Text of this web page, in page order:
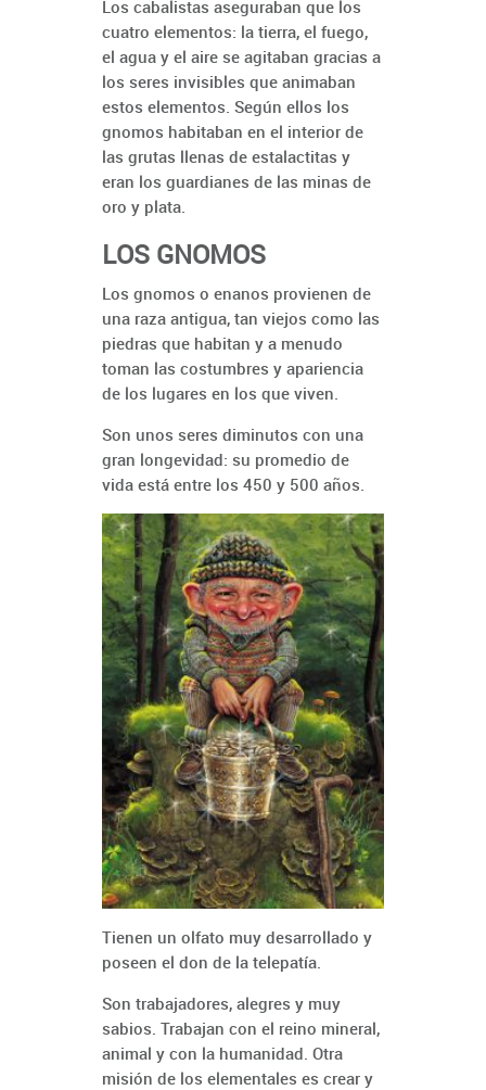
Los cabalistas aseguraban que los
cuatro elementos: la tierra, el fuego,
el agua y el aire se agitaban gracias a
los seres invisibles que animaban
estos elementos. Según ellos los
gnomos habitaban en el interior de
las grutas llenas de estalactitas y
eran los guardianes de las minas de
oro y plata.
LOS GNOMOS
Los gnomos o enanos provienen de
una raza antigua, tan viejos como las
piedras que habitan y a menudo
toman las costumbres y apariencia
de los lugares en los que viven.
Son unos seres diminutos con una
gran longevidad: su promedio de
vida está entre los 450 y 500 años.
Tienen un olfato muy desarrollado y
poseen el don de la telepatía.
Son trabajadores, alegres y muy
sabios. Trabajan con el reino mineral,
animal y con la humanidad. Otra
misión de los elementales es crear y